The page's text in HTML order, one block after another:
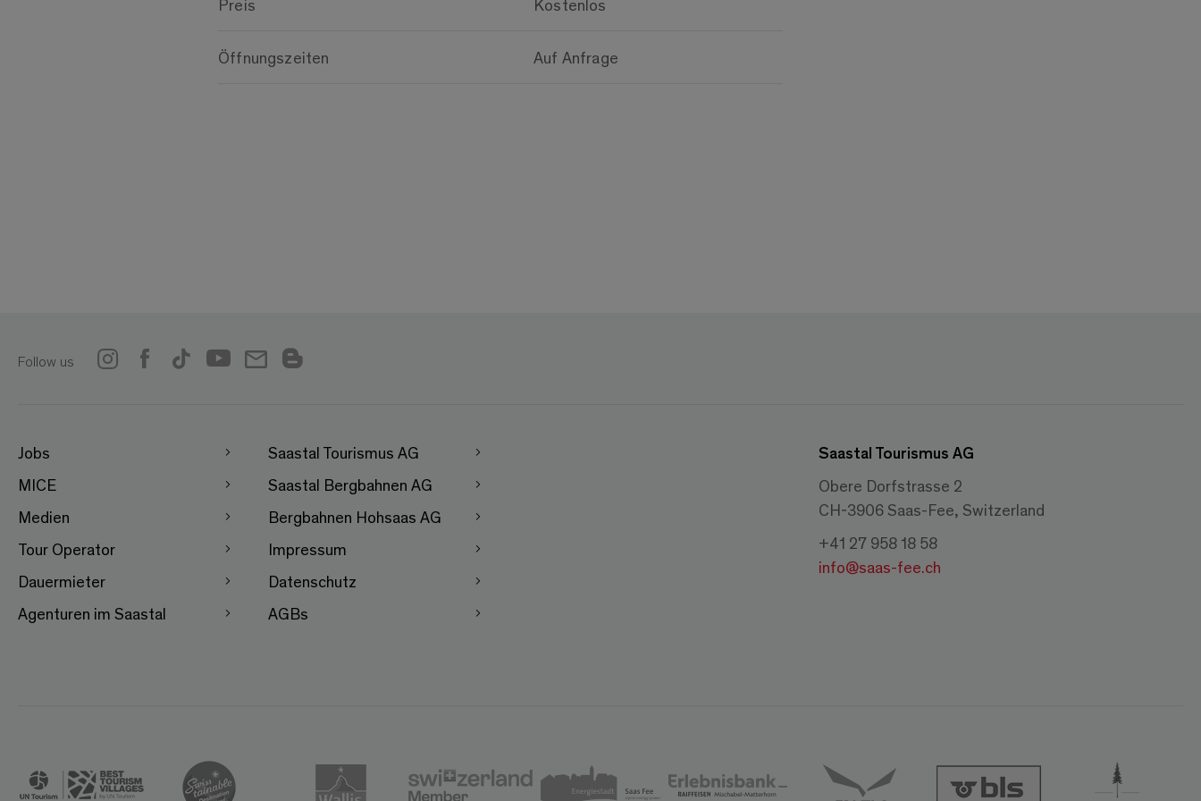
Öffnungszeiten Auf Anfrage
Follow us
Jobs
MICE
Medien
Tour Operator
Dauermieter
Agenturen im Saastal
Saastal Tourismus AG
Saastal Bergbahnen AG
Bergbahnen Hohsaas AG
Impressum
Datenschutz
AGBs
Saastal Tourismus AG
Obere Dorfstrasse 2
CH-3906 Saas-Fee, Switzerland
+41 27 958 18 58
info@saas-fee.ch